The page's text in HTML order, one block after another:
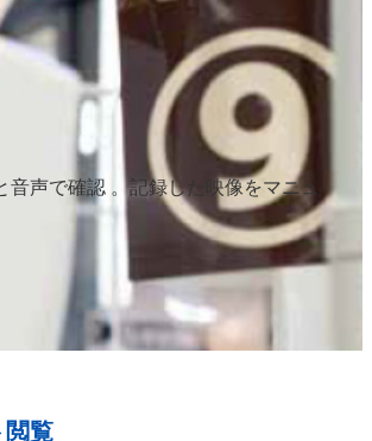
声で確認 。記録した映像をマニュ
覧